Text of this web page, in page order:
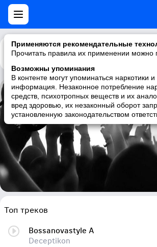
Применяются рекомендательные
Прочитать правила их применении можно
Возможны упоминания
В контенте могут упоминаться наркотики
информация. Незаконное потребление
средств, психотропных веществ и их
вред здоровью, их незаконный оборот
установленную законодательством
Каталог Рекомендации
Deceptikon
Топ треков
Bossanovastyle A
Deceptikon